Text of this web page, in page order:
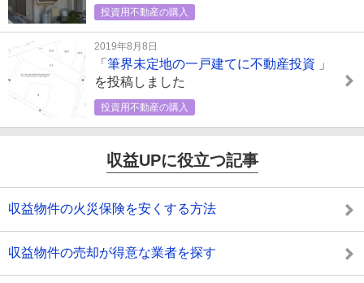
投資用不動産の購入
2019年8月8日
「 筆界未定地の一戸建てに不動産投資
」
を投稿しました
投資用不動産の購入
収益UPに役立つ記事
収益物件の火災保険を安くする方法
収益物件の売却が得意な業者を探す